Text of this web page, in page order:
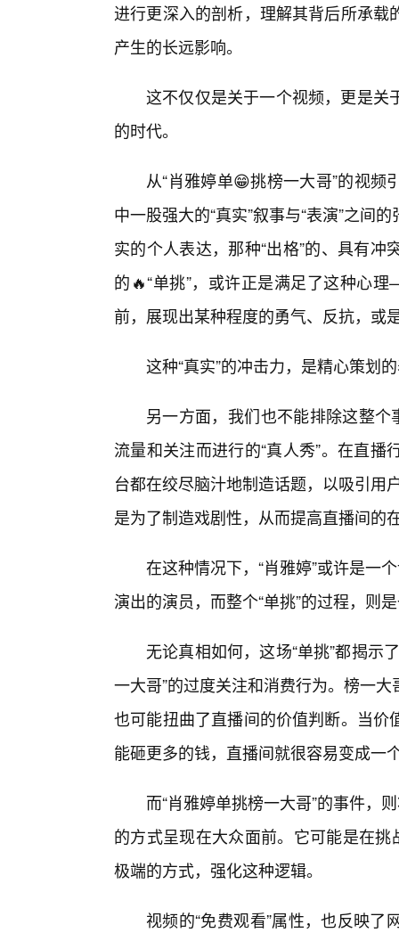
进行更深入的剖析，理解其背后所承
产生的长远影响。
这不仅仅是关于一个视频，更是关
的时代。
从“肖雅婷单😁挑榜一大哥”的视
中一股强大的“真实”叙事与“表演”之间
实的个人表达，那种“出格”的、具有
的🔥“单挑”，或许正是满足了这种心
前，展现出某种程度的勇气、反抗，或
这种“真实”的冲击力，是精心策划
另一方面，我们也不能排除这整个
流量和关注而进行的“真人秀”。在直
台都在绞尽脑汁地制造话题，以吸引用
是为了制造戏剧性，从而提高直播间的
在这种情况下，“肖雅婷”或许是一
演出的演员，而整个“单挑”的过程，则
无论真相如何，这场“单挑”都揭示
一大哥”的过度关注和消费行为。榜一
也可能扭曲了直播间的价值判断。当
能砸更多的钱，直播间就很容易变成一
而“肖雅婷单挑榜一大哥”的事件，
的方式呈现在大众面前。它可能是在
极端的方式，强化这种逻辑。
视频的“免费观看”属性，也反映